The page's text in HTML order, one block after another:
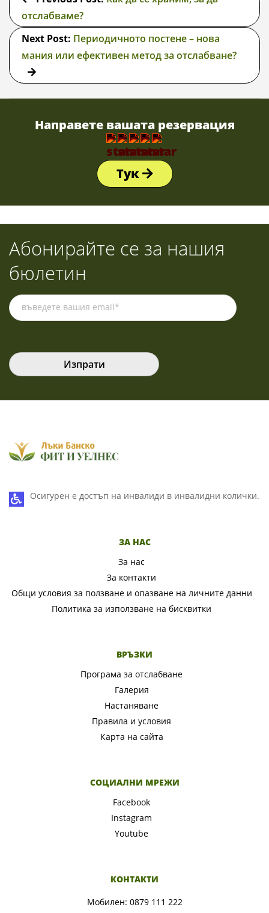
22
отслабваме?
Next Post: Периодичното постене – нова
мания или ефективен метод за отслабване?
Направете вашата резервация
Тук
Абонирайте се за нашия
бюлетин
Осигурен е достъп на инвалиди в инвалидни колички.
ЗА НАС
За нас
За контакти
Общи условия за ползване и опазване на личните данни
Политика за използване на бисквитки
ВРЪЗКИ
Програма за отслабване
Галерия
Настаняване
Правила и условия
Карта на сайта
СОЦИАЛНИ МРЕЖИ
Facebook
Instagram
Youtube
КОНТАКТИ
Мобилен: 0879 111 222